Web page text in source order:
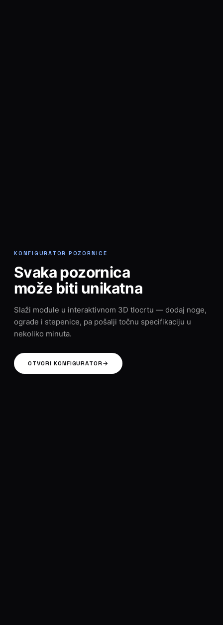
KONFIGURATOR POZORNICE
Svaka pozornica
može biti unikatna
Slaži module u interaktivnom 3D tlocrtu — dodaj noge,
ograde i stepenice, pa pošalji točnu specifikaciju u
nekoliko minuta.
OTVORI KONFIGURATOR→